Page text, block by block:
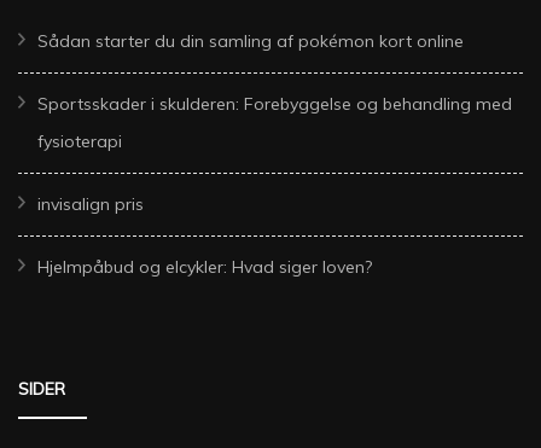
Sådan starter du din samling af pokémon kort online
Sportsskader i skulderen: Forebyggelse og behandling med
fysioterapi
invisalign pris
Hjelmpåbud og elcykler: Hvad siger loven?
SIDER